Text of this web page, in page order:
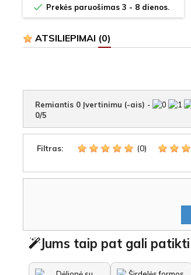
 Prekės paruošimas 3 - 8 dienos.
ATSILIEPIMAI (0)
Remiantis 0 Įvertinimu (-ais) -
0/5
Filtras: (0)
Jums taip pat gali patikti